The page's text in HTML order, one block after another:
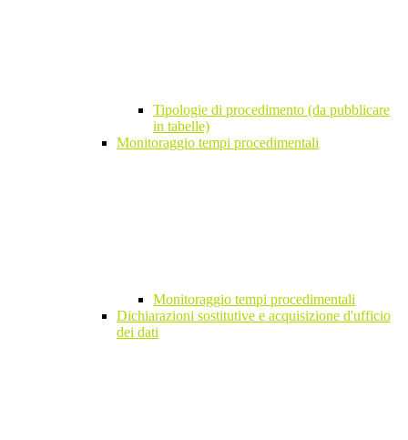
Tipologie di procedimento (da pubblicare
in tabelle)
Monitoraggio tempi procedimentali
Monitoraggio tempi procedimentali
Dichiarazioni sostitutive e acquisizione d'ufficio
dei dati